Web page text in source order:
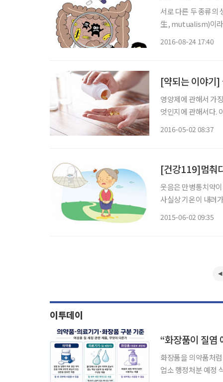
서로 다른 두 종류의
生, mutualism)이라
2016-08-24 17:40
[약되는 이야기
영양제에 관해서 가
엇인지에 관해서다.
2016-05-02 08:37
[건강119]멈춰
웃음은 만병통치약
사실상 기온이 내려
2015-06-02 09:35
이투데이
“화장품이 질
화장품을 의약품처
업소 행정처분 예정 식약처는 대한화장품협회와 3주간 온라인에서 판매되는 화장품의 광고·